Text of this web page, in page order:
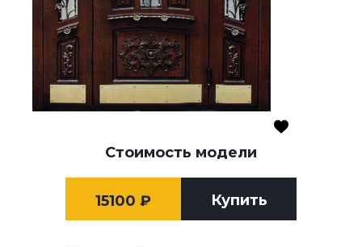
Стоимость модели
15100 ₽ Купить